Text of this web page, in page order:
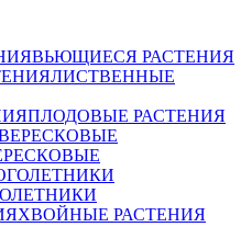
ВЬЮЩИЕСЯ РАСТЕНИЯ
ЛИСТВЕННЫЕ
ПЛОДОВЫЕ РАСТЕНИЯ
ХВОЙНЫЕ РАСТЕНИЯ